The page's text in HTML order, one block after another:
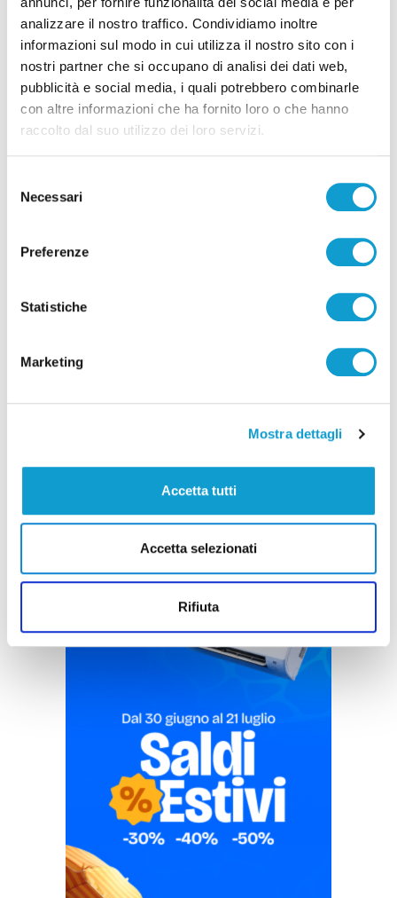
analizzare il nostro traffico. Condividiamo inoltre
informazioni sul modo in cui utilizza il nostro sito con i
nostri partner che si occupano di analisi dei dati web,
pubblicità e social media, i quali potrebbero combinarle
con altre informazioni che ha fornito loro o che hanno
raccolto dal suo utilizzo dei loro servizi.
delNecessari
Preferenze
Statistiche
Marketing
Mostra dettagli
Accetta tutti
Accetta selezionati
Rifiuta
Correlati
Ascoli - Sventato tentativo di introdurre
droga nel carcere di Marino del Tronto
di Pierluigi Dorotei
Pubblicità